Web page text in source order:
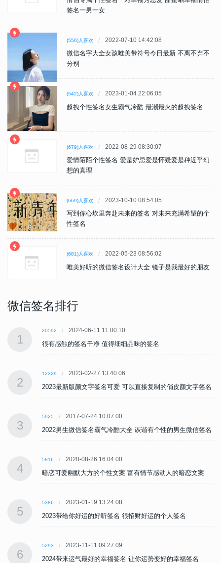
签名一男一女
(556)人喜欢 2022-07-10 14:42:08
微信名字大全女孩唯美带符号今日最新 不离不弃不
分别
(542)人喜欢 2023-01-04 22:06:05
超拽个性签名女生霸气冷酷 最潮最火的超拽签名
(679)人喜欢 2022-08-29 08:30:07
爱情陌陌个性签名 爱是妒忌爱是怀疑爱是种近乎幻
想的真理
(669)人喜欢 2023-10-10 08:54:05
写到你心坎里奔赴未来的签名 对未来充满希望的个
性签名
(681)人喜欢 2022-05-23 08:56:02
唯美好听的微信签名设计大全 镜子是我最好的朋友
微信签名排行
1
20592 2024-06-11 11:00:10
很有感触的签名干净 值得细细品味的签名
2
12329 2023-02-27 13:40:06
2023最新版颜文字签名可爱 可以直接复制的俏皮颜文字签名
3
5925 2017-07-24 10:07:00
2022男生微信签名霸气冷酷大全 诙谐有个性的男生微信签名
4
5816 2020-08-26 16:04:00
暗恋可爱幽默大方的个性文案 富有情节感动人的暗恋文案
5
5386 2023-01-19 13:24:08
2023带给你好运的好听签名 很招财好运的个人签名
6
5293 2023-11-11 09:27:09
2024带来运气最好的幸福签名 让你运势变好的幸福签名